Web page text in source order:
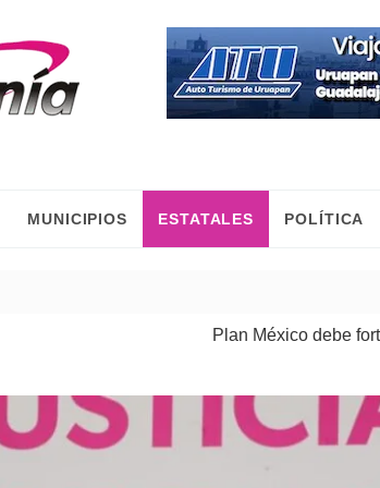
MUNICIPIOS ESTATALES POLÍTICA
Plan México debe fortalecer a